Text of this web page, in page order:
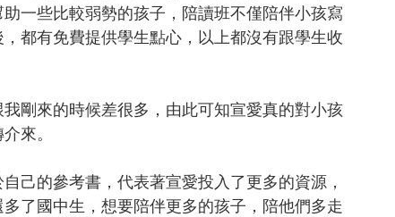
一些比較弱勢的孩子，陪讀班不僅陪伴小孩寫
都有免費提供學生點心，以上都沒有跟學生收
剛來的時候差很多，由此可知宣愛真的對小孩
來。
己的參考書，代表著宣愛投入了更多的資源，
了國中生，想要陪伴更多的孩子，陪他們多走